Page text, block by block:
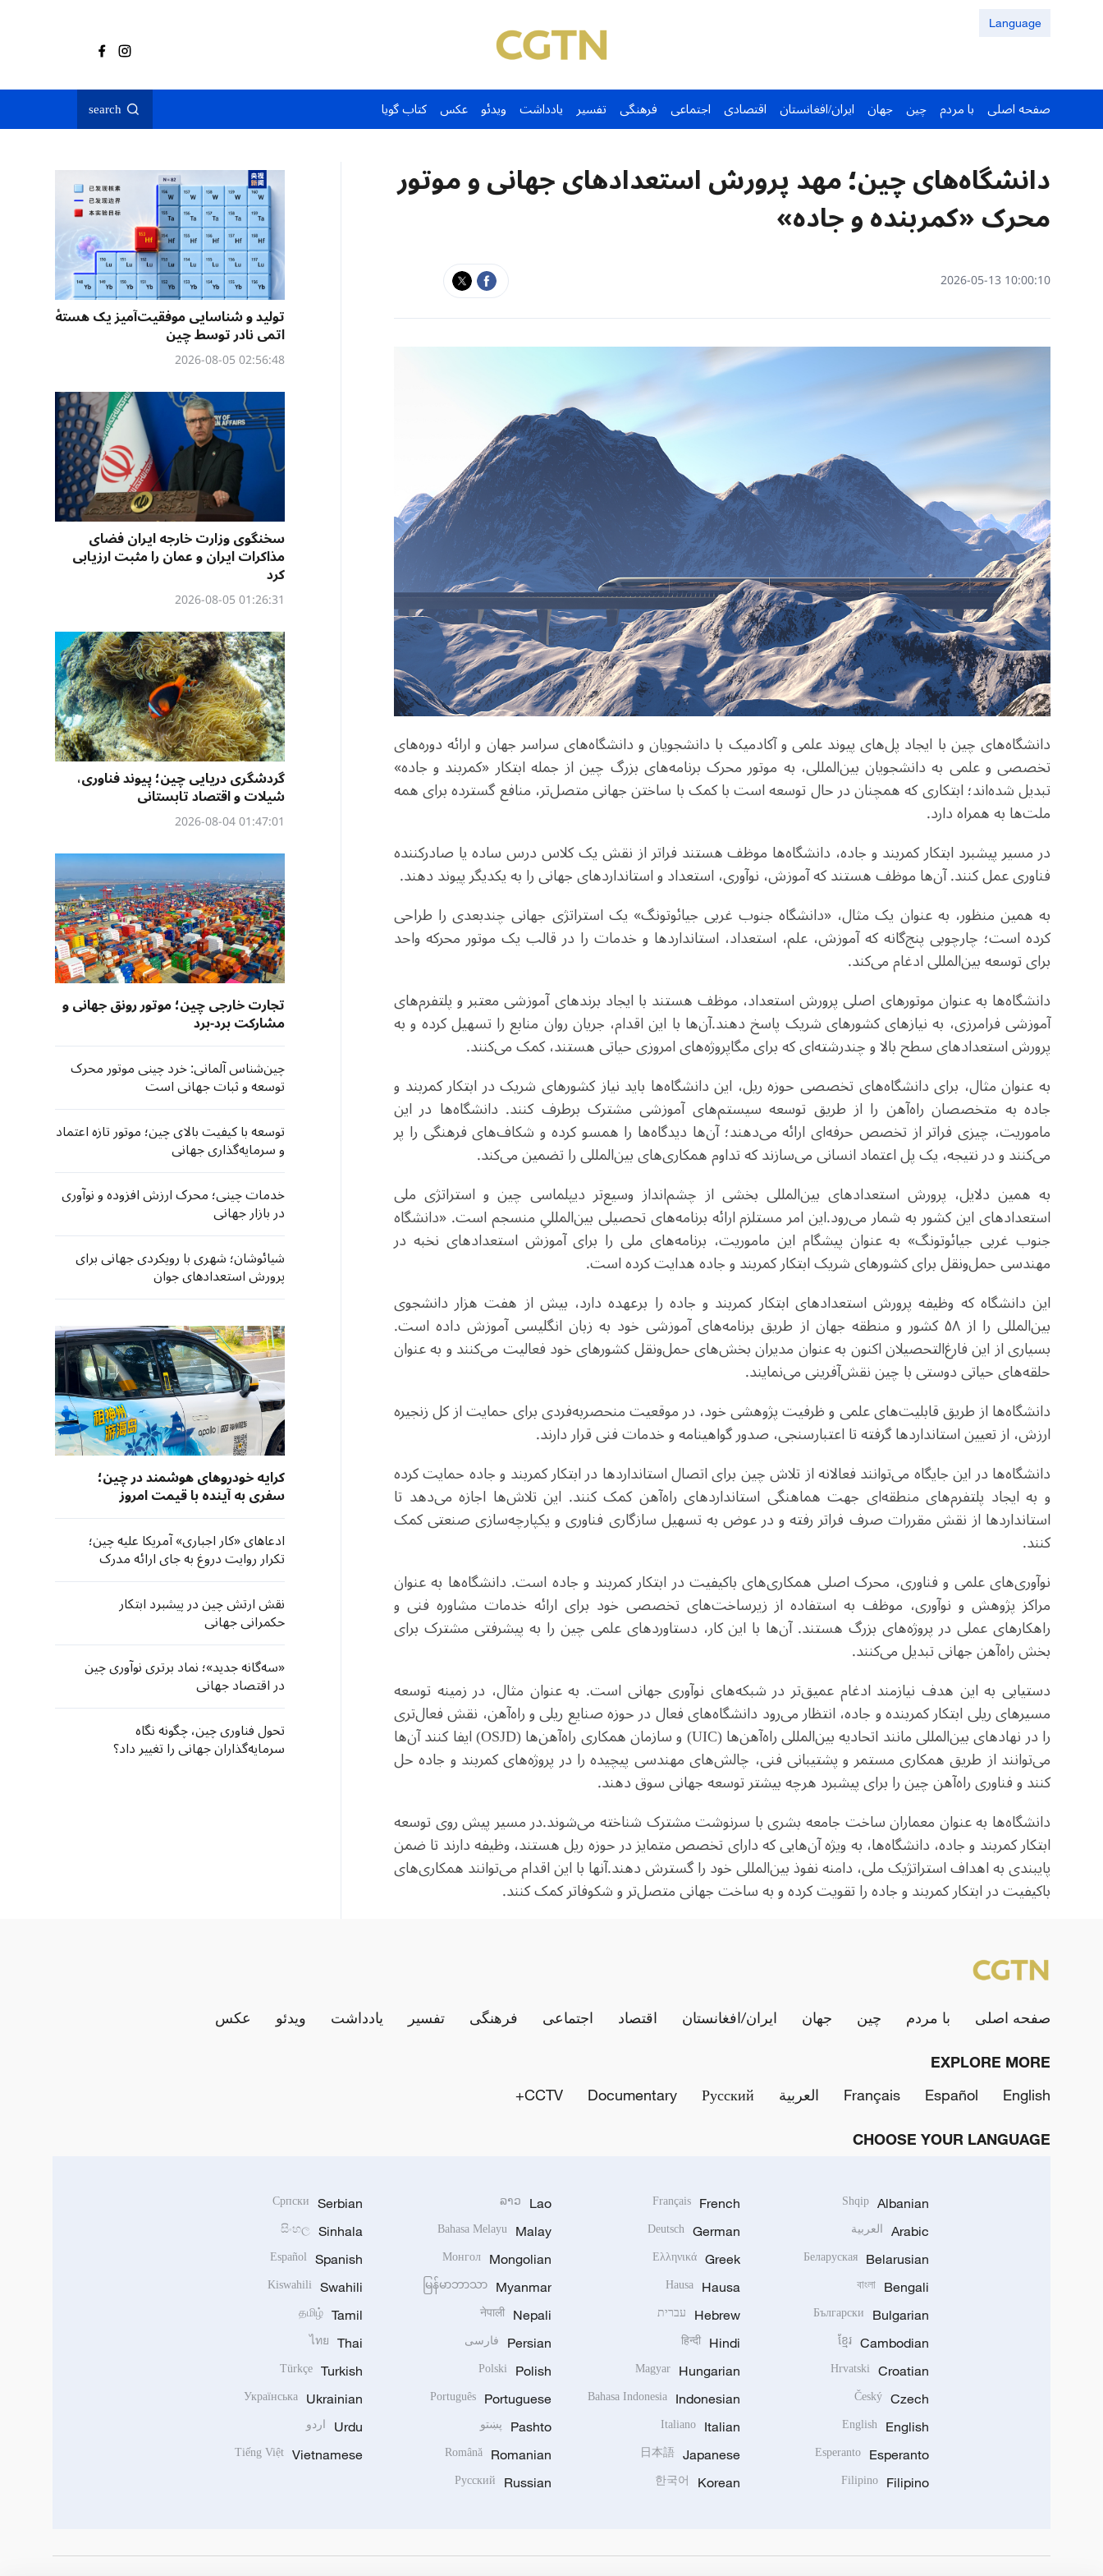
Language
صفحه اصلی با مردم چین جهان ایران/افغانستان اقتصادی اجتماعی فرهنگی تفسیر یادداشت ویدئو عکس کتاب گویا search
دانشگاه‌های چین؛ مهد پرورش استعدادهای جهانی و موتور
محرک «کمربنده و جاده»
10:00:10 2026-05-13
دانشگاه‌های چین با ایجاد پل‌های پیوند علمی و آکادمیک با دانشجویان و دانشگاه‌های سراسر جهان و ارائه دوره‌های
تخصصی و علمی به دانشجویان بین‌المللی، به موتور محرک برنامه‌های بزرگ چین از جمله ابتکار «کمربند و جاده»
تبدیل شده‌اند؛ ابتکاری که همچنان در حال توسعه است با کمک با ساختن جهانی متصل‌تر، منافع گسترده برای همه
ملت‌ها به همراه دارد.
در مسیر پیشبرد ابتکار کمربند و جاده، دانشگاه‌ها موظف هستند فراتر از نقش یک کلاس درس ساده یا صادرکننده
فناوری عمل کنند. آن‌ها موظف هستند که آموزش، نوآوری، استعداد و استانداردهای جهانی را به یکدیگر پیوند ‌دهند.
به همین منظور، به عنوان یک مثال، «دانشگاه جنوب غربی جیائوتونگ» یک استراتژی جهانی چندبعدی را طراحی
کرده است؛ چارچوبی پنج‌گانه که آموزش، علم، استعداد، استانداردها و خدمات را در قالب یک موتور محرکه واحد
برای توسعه بین‌المللی ادغام می‌کند.
دانشگاه‌ها به عنوان موتورهای اصلی پرورش استعداد، موظف هستند با ایجاد برندهای آموزشی معتبر و پلتفرم‌های
آموزشی فرامرزی، به نیازهای کشورهای شریک پاسخ دهند.آن‌ها با این اقدام، جریان روان منابع را تسهیل کرده و به
پرورش استعدادهای سطح بالا و چندرشته‌ای که برای مگا‌پروژه‌های امروزی حیاتی هستند، کمک می‌کنند.
به عنوان مثال، برای دانشگاه‌های تخصصی حوزه ریل، این دانشگاه‌ها باید نیاز کشورهای شریک در ابتکار کمربند و
جاده به متخصصان راه‌آهن را از طریق توسعه سیستم‌های آموزشی مشترک برطرف کنند. دانشگاه‌ها در این
ماموریت، چیزی فراتر از تخصص حرفه‌ای ارائه می‌دهند؛ آن‌ها دیدگاه‌ها را همسو کرده و شکاف‌های فرهنگی را پر
می‌کنند و در نتیجه، یک پل اعتماد انسانی می‌سازند که تداوم همکاری‌های بین‌المللی را تضمین می‌کند.
به همین دلایل، پرورش استعدادهای بین‌المللی بخشی از چشم‌انداز وسیع‌تر دیپلماسی چین و استراتژی ملی
استعدادهای این کشور به شمار می‌رود.این امر مستلزم ارائه برنامه‌های تحصیلی بین‌المللیِ منسجم است. «دانشگاه
جنوب غربی جیائوتونگ» به عنوان پیشگام این ماموریت، برنامه‌های ملی را برای آموزش استعدادهای نخبه در
مهندسی حمل‌ونقل برای کشورهای شریک ابتکار کمربند و جاده هدایت کرده است.
این دانشگاه که وظیفه پرورش استعدادهای ابتکار کمربند و جاده را برعهده دارد، بیش از هفت هزار دانشجوی
بین‌المللی را از ۵۸ کشور و منطقه جهان از طریق برنامه‌های آموزشی خود به زبان انگلیسی آموزش داده است.
بسیاری از این فارغ‌التحصیلان اکنون به عنوان مدیران بخش‌های حمل‌ونقل کشورهای خود فعالیت می‌کنند و به عنوان
حلقه‌های حیاتی دوستی با چین نقش‌آفرینی می‌نمایند.
دانشگاه‌ها از طریق قابلیت‌های علمی و ظرفیت پژوهشی خود، در موقعیت منحصربه‌فردی برای حمایت از کل زنجیره
ارزش، از تعیین استانداردها گرفته تا اعتبارسنجی، صدور گواهینامه و خدمات فنی قرار دارند.
دانشگاه‌ها در این جایگاه می‌توانند فعالانه از تلاش چین برای اتصال استانداردها در ابتکار کمربند و جاده حمایت کرده
و به ایجاد پلتفرم‌های منطقه‌ای جهت هماهنگی استانداردهای راه‌آهن کمک کنند. این تلاش‌ها اجازه می‌دهد تا
استانداردها از نقش مقررات صرف فراتر رفته و در عوض به تسهیل سازگاری فناوری و یکپارچه‌سازی صنعتی کمک
کنند.
نوآوری‌های علمی و فناوری، محرک اصلی همکاری‌های باکیفیت در ابتکار کمربند و جاده است. دانشگاه‌ها به عنوان
مراکز پژوهش و نوآوری، موظف به استفاده از زیرساخت‌های تخصصی خود برای ارائه خدمات مشاوره فنی و
راهکارهای عملی در پروژه‌های بزرگ هستند. آن‌ها با این کار، دستاوردهای علمی چین را به پیشرفتی مشترک برای
بخش راه‌آهن جهانی تبدیل می‌کنند.
دستیابی به این هدف نیازمند ادغام عمیق‌تر در شبکه‌های نوآوری جهانی است. به عنوان مثال، در زمینه توسعه
مسیرهای ریلی ابتکار کمربنده و جاده، انتظار می‌رود دانشگاه‌های فعال در حوزه صنایع ریلی و راه‌آهن، نقش فعال‌تری
را در نهادهای بین‌المللی مانند اتحادیه بین‌المللی راه‌آهن‌ها(UIC)و سازمان همکاری راه‌آهن‌ها(OSJD)ایفا کنند آن‌ها
می‌توانند از طریق همکاری مستمر و پشتیبانی فنی، چالش‌های مهندسی پیچیده را در پروژه‌های کمربند و جاده حل
کنند و فناوری راه‌آهن چین را برای پیشبرد هرچه بیشتر توسعه جهانی سوق دهند.
دانشگاه‌ها به عنوان معماران ساخت جامعه‌ بشری با سرنوشت مشترک شناخته می‌شوند.در مسیر پیش روی توسعه
ابتکار کمربند و جاده، دانشگاه‌ها، به ویژه آن‌هایی که دارای تخصص متمایز در حوزه ریل هستند، وظیفه دارند تا ضمن
پایبندی به اهداف استراتژیک ملی، دامنه نفوذ بین‌‌المللی خود را گسترش دهند.آنها با این اقدام می‌توانند همکاری‌های
باکیفیت در ابتکار کمربند و جاده را تقویت کرده و به ساخت جهانی متصل‌تر و شکوفاتر کمک کنند.
تولید و شناسایی موفقیت‌آمیز یک هستهٔ
اتمی نادر توسط چین
02:56:48 2026-08-05
سخنگوی وزارت خارجه ایران فضای
مذاکرات ایران و عمان را مثبت ارزیابی
کرد
01:26:31 2026-08-05
گردشگری دریایی چین؛ پیوند فناوری،
شیلات و اقتصاد تابستانی
01:47:01 2026-08-04
تجارت خارجی چین؛ موتور رونق جهانی و
مشارکت برد-برد
چین‌شناس آلمانی: خرد چینی موتور محرک
توسعه و ثبات جهانی است
توسعه با کیفیت بالای چین؛ موتور تازه اعتماد
و سرمایه‌گذاری جهانی
خدمات چینی؛ محرک ارزش افزوده و نوآوری
در بازار جهانی
شیائوشان؛ شهری با رویکردی جهانی برای
پرورش استعدادهای جوان
کرایه خودروهای هوشمند در چین؛
سفری به آینده با قیمت امروز
ادعاهای «کار اجباری» آمریکا علیه چین؛
تکرار روایت دروغ به جای ارائه مدرک
نقش ارتش چین در پیشبرد ابتکار
حکمرانی جهانی
«سه‌گانه جدید»؛ نماد برتری نوآوری چین
در اقتصاد جهانی
تحول فناوری چین، چگونه نگاه
سرمایه‌گذاران جهانی را تغییر داد؟
صفحه اصلی با مردم چین جهان ایران/افغانستان اقتصاد اجتماعی فرهنگی تفسیر یادداشت ویدئو عکس
EXPLORE MORE
English
Español
Français العربية Русский
Documentary
CCTV+
CHOOSE YOUR LANGUAGE
Albanian
Shqip
Arabic العربية
Belarusian
Беларуская
Bengali
বাংলা
Bulgarian
Български
Cambodian
ខ្មែរ
Croatian
Hrvatski
Czech
Český
English
English
Esperanto
Esperanto
Filipino
Filipino
French
Français
German
Deutsch
Greek
Ελληνικά
Hausa
Hausa
Hebrew עברית
Hindi
हिन्दी
Hungarian
Magyar
Indonesian
Bahasa Indonesia
Italian
Italiano
Japanese
日本語
Korean
한국어
Lao
ລາວ
Malay
Bahasa Melayu
Mongolian
Монгол
Myanmar
မြန်မာဘာသာ
Nepali
नेपाली
Persian فارسی
Polish
Polski
Portuguese
Português
Pashto پښتو
Romanian
Română
Russian
Русский
Serbian
Српски
Sinhala
සිංහල
Spanish
Español
Swahili
Kiswahili
Tamil
தமிழ்
Thai
ไทย
Turkish
Türkçe
Ukrainian
Українська
Urdu اردو
Vietnamese
Tiếng Việt